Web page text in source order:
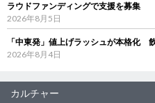
ラウドファンディングで支援を募集
2026年8月5日
「中東発」値上げラッシュが本格化
2026年8月4日
カルチャー